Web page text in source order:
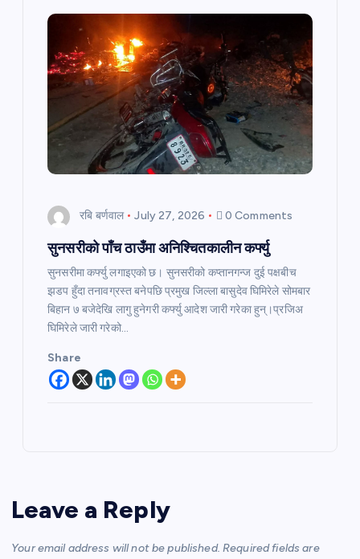
रबि बर्णवाल July 27, 2026 0 Comments
सुनसरीको पाँच ठाउँमा अनिश्चितकालीन कर्फ्यु
सुनसरीमा कर्फ्यु लगाइएको छ। सुनसरीको कप्तानगन्ज दुई पक्षबीच
झडप हुँदा तनावग्रस्त बनेपछि प्रमुख जिल्ला बासुदेव घिमिरेले सोमबार
बिहान ७ बजेदेखि लागु हुनेगरी कर्फ्यु आदेश जारी गरेका हुन्।प्रजिअ
घिमिरेले जारी गरेको…
Share
Leave a Reply
Your email address will not be published. Required fields are